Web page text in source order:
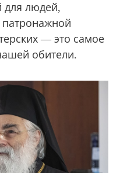
для людей,
— это самое
обители.